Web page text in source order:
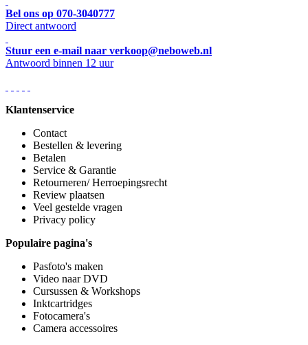
Bel ons op 070-3040777
Direct antwoord
Stuur een e-mail naar verkoop@neboweb.nl
Antwoord binnen 12 uur
Klantenservice
Contact
Bestellen & levering
Betalen
Service & Garantie
Retourneren/ Herroepingsrecht
Review plaatsen
Veel gestelde vragen
Privacy policy
Populaire pagina's
Pasfoto's maken
Video naar DVD
Cursussen & Workshops
Inktcartridges
Fotocamera's
Camera accessoires